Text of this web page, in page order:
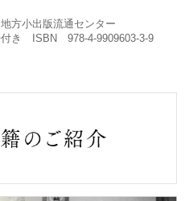
方小出版流通センター
き ISBN 978-4-9909603-3-9